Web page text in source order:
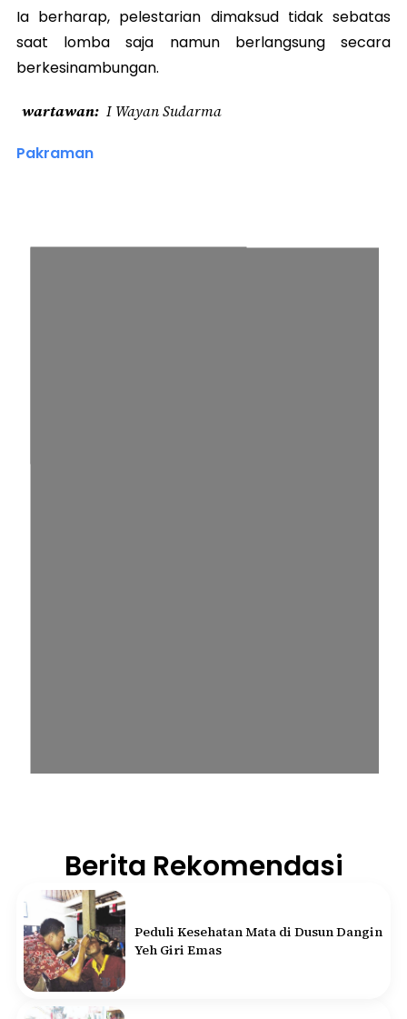
Ia berharap, pelestarian dimaksud tidak sebatas
saat lomba saja namun berlangsung secara
berkesinambungan.
wartawan I Wayan Sudarma
Pakraman
Berita Rekomendasi
Peduli Kesehatan Mata di Dusun Dangin
Yeh Giri Emas